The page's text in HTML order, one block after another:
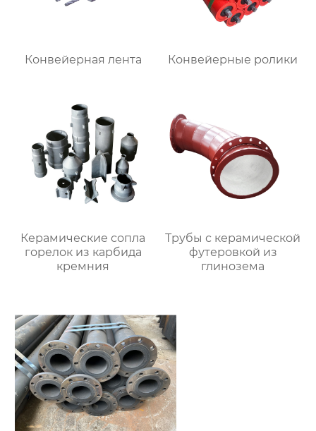
Конвейерная лента Конвейерные ролики
Керамические сопла
горелок из карбида
кремния
Трубы с керамической
футеровкой из
глинозема